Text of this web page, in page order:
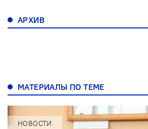
АРХИВ
МАТЕРИАЛЫ ПО ТЕМЕ
НОВОСТИ